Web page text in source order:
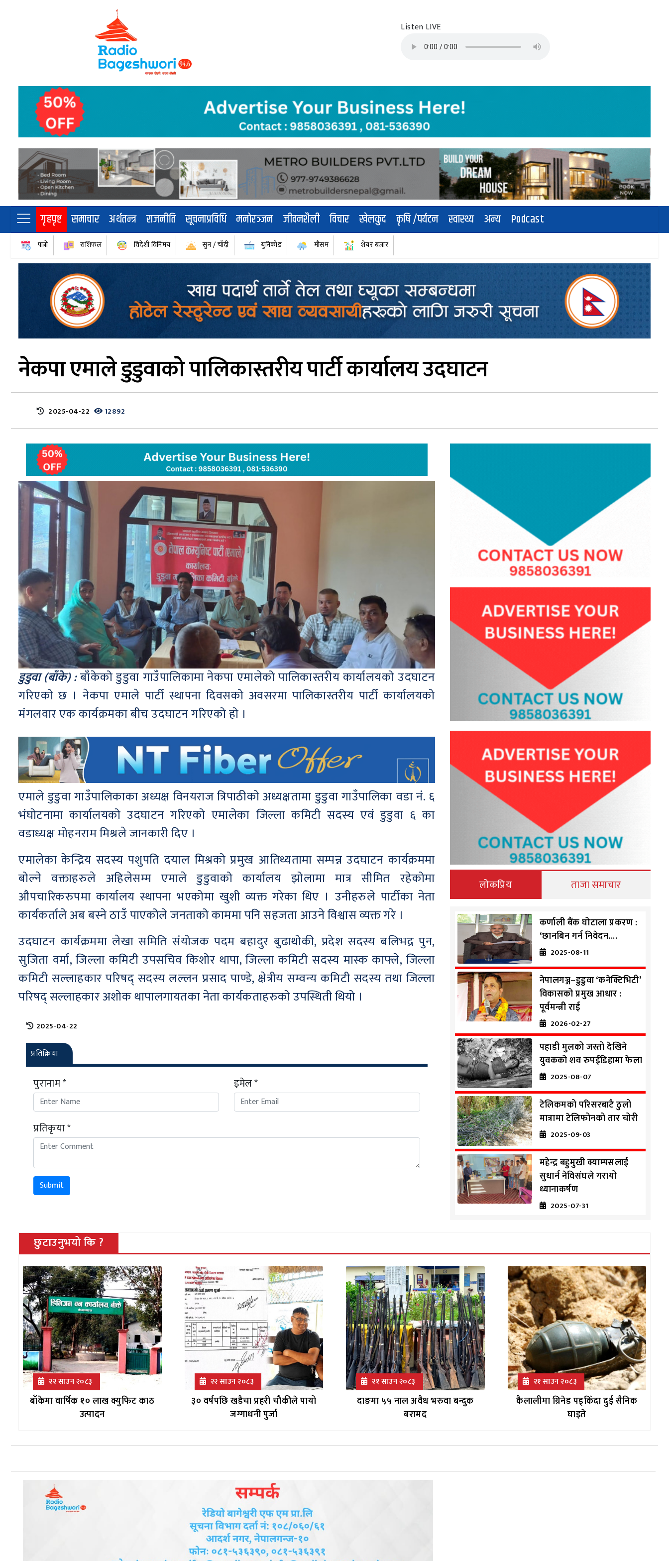
Listen LIVE
गृहपृष्ट समाचार अर्थतन्त्र राजनीति सूचनाप्रविधि मनोरञ्जन जीवनशैली विचार खेलकुद कृषि /पर्यटन स्वास्थ्य अन्य Podcast
पात्रो राशिफल विदेशी विनिमय सुन / चाँदी युनिकोड मौसम शेयर बजार
नेकपा एमाले डुडुवाको पालिकास्तरीय पार्टी कार्यालय उदघाटन
2025-04-22 12892
डुडुवा (बाँके) :बाँकेको डुडुवा गाउँपालिकामा नेकपा एमालेको पालिकास्तरीय कार्यालयको उदघाटन
गरिएको छ । नेकपा एमाले पार्टी स्थापना दिवसको अवसरमा पालिकास्तरीय पार्टी कार्यालयको
मंगलवार एक कार्यक्रमका बीच उदघाटन गरिएको हो ।
एमाले डुडुवा गाउँपालिकाका अध्यक्ष विनयराज त्रिपाठीको अध्यक्षतामा डुडुवा गाउँपालिका वडा नं. ६
भंघोटनामा कार्यालयको उदघाटन गरिएको एमालेका जिल्ला कमिटी सदस्य एवं डुडुवा ६ का
वडाध्यक्ष मोहनराम मिश्रले जानकारी दिए ।
एमालेका केन्द्रिय सदस्य पशुपति दयाल मिश्रको प्रमुख आतिथ्यतामा सम्पन्न उदघाटन कार्यक्रममा
बोल्ने वक्ताहरुले अहिलेसम्म एमाले डुडुवाको कार्यालय झोलामा मात्र सीमित रहेकोमा
औपचारिकरुपमा कार्यालय स्थापना भएकोमा खुशी व्यक्त गरेका थिए । उनीहरुले पार्टीका नेता
कार्यकर्ताले अब बस्ने ठाउँ पाएकोले जनताको काममा पनि सहजता आउने विश्वास व्यक्त गरे ।
उदघाटन कार्यक्रममा लेखा समिति संयोजक पदम बहादुर बुढाथोकी, प्रदेश सदस्य बलिभद्र पुन,
सुजिता वर्मा, जिल्ला कमिटी उपसचिव किशोर थापा, जिल्ला कमिटी सदस्य मास्क काफ्ले, जिल्ला
कमिटी सल्लाहकार परिषद् सदस्य लल्लन प्रसाद पाण्डे, क्षेत्रीय सम्वन्य कमिटी सदस्य तथा जिल्ला
परिषद् सल्लाहकार अशोक थापालगायतका नेता कार्यकताहरुको उपस्थिती थियो ।
2025-04-22
प्रतिक्रिया
पुरानाम * इमेल *
प्रतिकृया *
Submit
लोकप्रिय ताजा समाचार
कर्णाली बैंक घोटाला प्रकरण :
‘छानबिन गर्न निवेदन....
2025-08-11
नेपालगञ्ज–डुडुवा ‘कनेक्टिभिटी’
विकासको प्रमुख आधार :
पूर्वमन्त्री राई
2026-02-27
पहाडी मुलको जस्तो देखिने
युवकको शव रुपईडिहामा फेला
2025-08-07
टेलिकमको परिसरबाटै ठुलो
मात्रामा टेलिफोनको तार चोरी
2025-09-03
महेन्द्र बहुमुखी क्याम्पसलाई
सुधार्न नेविसंघले गरायो
ध्यानाकर्षण
2025-07-31
छुटाउनुभयो कि ?
२२ साउन २०८३
बाँकेमा वार्षिक १० लाख क्युफिट काठ
उत्पादन
२२ साउन २०८३
३० वर्षपछि खडैचा प्रहरी चौकीले पायो
जग्गाधनी पुर्जा
२१ साउन २०८३
दाङमा ५५ नाल अवैध भरुवा बन्दुक
बरामद
२१ साउन २०८३
कैलालीमा ग्रिनेड पड्किँदा दुई सैनिक
घाइते